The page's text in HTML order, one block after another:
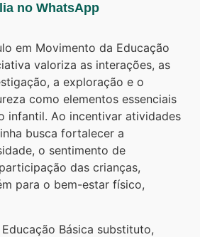
no WhatsApp
em Movimento da Educação
valoriza as interações, as
a exploração e o
como elementos essenciais
infantil. Ao incentivar atividades
busca fortalecer a
o sentimento de
das crianças,
para o bem-estar físico,
Básica substituto,